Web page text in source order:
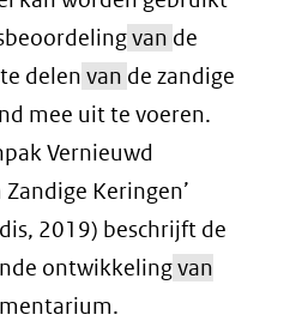
van de
delen van de zandige
mee uit te voeren.
Vernieuwd
Keringen’
2019) beschrijft de
ontwikkelingvan